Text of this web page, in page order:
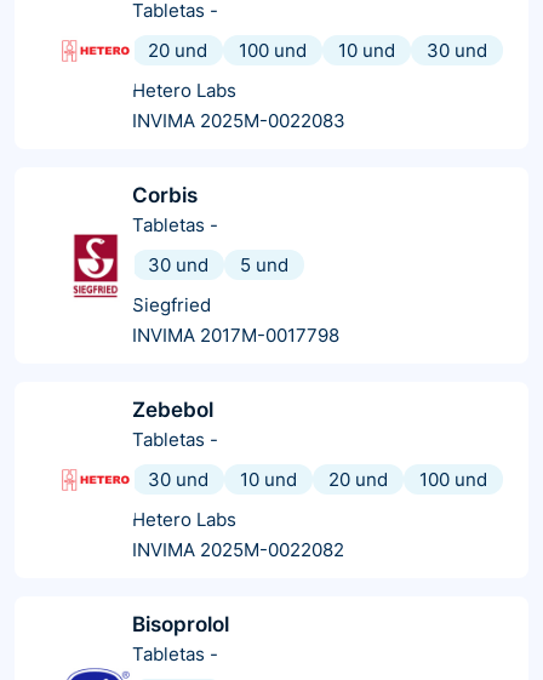
Tabletas -
20 und
100 und 10 und
30 und
Hetero Labs
INVIMA 2025M-0022083
Corbis
Tabletas -
30 und
5 und
Siegfried
INVIMA 2017M-0017798
Zebebol
Tabletas -
30 und
10 und 20 und
100 und
Hetero Labs
INVIMA 2025M-0022082
Bisoprolol
Tabletas -